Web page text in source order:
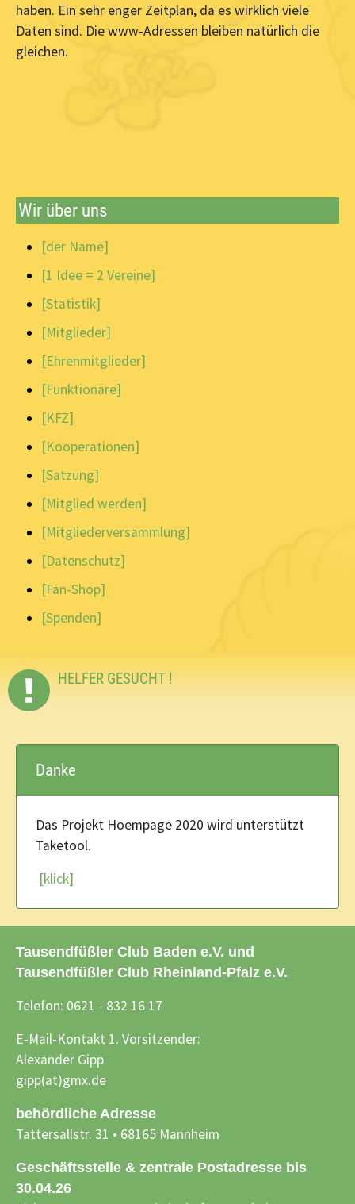
haben. Ein sehr enger Zeitplan, da es wirklich viele
Daten sind. Die www-Adressen bleiben natürlich die
gleichen.
Wir über uns
[der Name]
[1 Idee = 2 Vereine]
[Statistik]
[Mitglieder]
[Ehrenmitglieder]
[Funktionäre]
[KFZ]
[Kooperationen]
[Satzung]
[Mitglied werden]
[Mitgliederversammlung]
[Datenschutz]
[Fan-Shop]
[Spenden]
HELFER GESUCHT !
Danke
Das Projekt Hoempage 2020 wird unterstützt
Taketool.
[klick]
Tausendfüßler Club Baden e.V. und
Tausendfüßler Club Rheinland-Pfalz e.V.
Telefon: 0621 - 832 16 17
E-Mail-Kontakt 1. Vorsitzender:
Alexander Gipp
gipp(at)gmx.de
behördliche Adresse
Tattersallstr. 31 • 68165 Mannheim
Geschäftsstelle & zentrale Postadresse bis
30.04.26